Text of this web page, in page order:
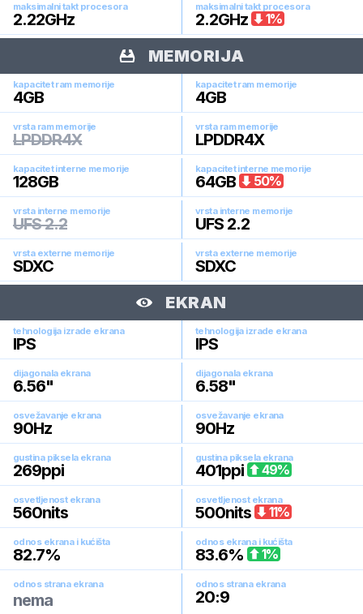
maksimalni takt procesora
2.22GHz
maksimalni takt procesora
2.2GHz 1%
MEMORIJA
kapacitet ram memorije
4GB
kapacitet ram memorije
4GB
vrsta ram memorije
LPDDR4X
vrsta ram memorije
LPDDR4X
kapacitet interne memorije
128GB
kapacitet interne memorije
64GB 50%
vrsta interne memorije
UFS 2.2
vrsta interne memorije
UFS 2.2
vrsta externe memorije
SDXC
vrsta externe memorije
SDXC
EKRAN
tehnologija izrade ekrana
IPS
tehnologija izrade ekrana
IPS
dijagonala ekrana
6.56"
dijagonala ekrana
6.58"
osvežavanje ekrana
90Hz
osvežavanje ekrana
90Hz
gustina piksela ekrana
269ppi
gustina piksela ekrana
401ppi 49%
osvetljenost ekrana
560nits
osvetljenost ekrana
500nits 11%
odnos ekrana i kućišta
82.7%
odnos ekrana i kućišta
83.6% 1%
odnos strana ekrana
nema
odnos strana ekrana
20:9